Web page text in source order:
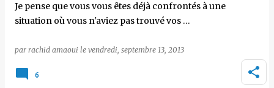
Je pense que vous vous êtes déjà confrontés à une
situation où vous n'aviez pas trouvé vos …
par rachid amaoui le vendredi, septembre 13, 2013
6